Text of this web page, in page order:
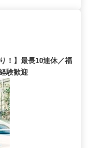
！】最長10連休／福
験歓迎